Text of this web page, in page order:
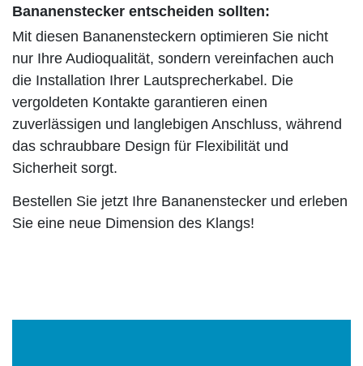
Bananenstecker entscheiden sollten:
Mit diesen Bananensteckern optimieren Sie nicht
nur Ihre Audioqualität, sondern vereinfachen auch
die Installation Ihrer Lautsprecherkabel. Die
vergoldeten Kontakte garantieren einen
zuverlässigen und langlebigen Anschluss, während
das schraubbare Design für Flexibilität und
Sicherheit sorgt.
Bestellen Sie jetzt Ihre Bananenstecker und erleben
Sie eine neue Dimension des Klangs!